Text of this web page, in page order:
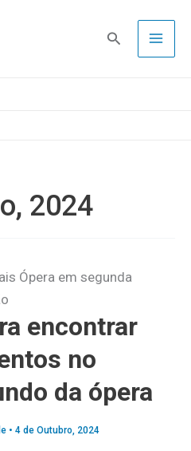
Pesquisa
2024
Ópera em segunda
encontrar
no
da ópera
• 4 de Outubro, 2024